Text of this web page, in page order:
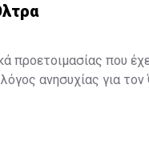
προετοιμασίας που
ανησυχίας για τον